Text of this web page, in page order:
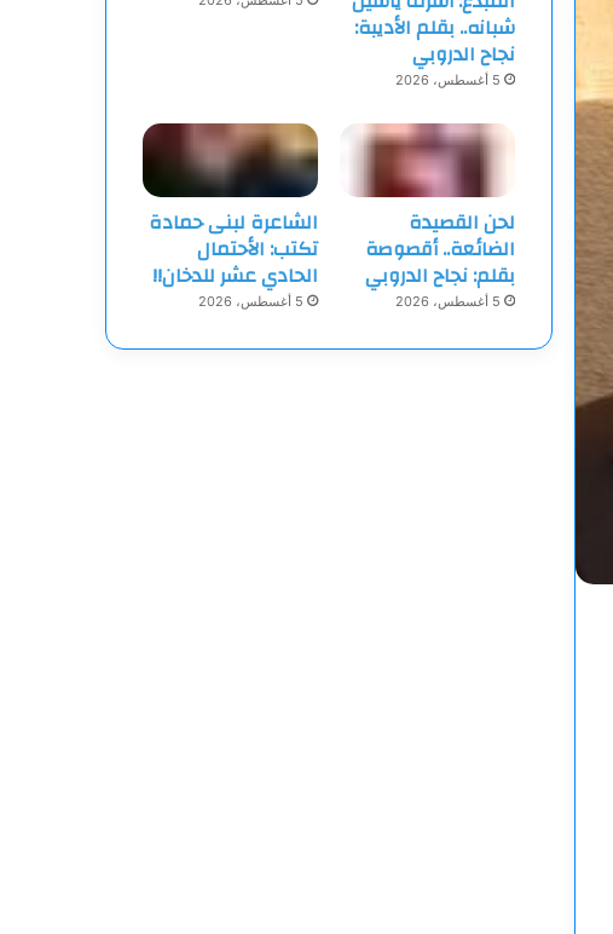
شبانه.. بقلم الأديبة:
نجاح الدروبي
5 أغسطس، 2026
لحن القصيدة
الضائعة.. أقصوصة
بقلم: نجاح الدروبي
5 أغسطس، 2026
الشاعرة لبنى حمادة
تكتب: الأحتمال
الحادي عشر للدخان!!
5 أغسطس، 2026